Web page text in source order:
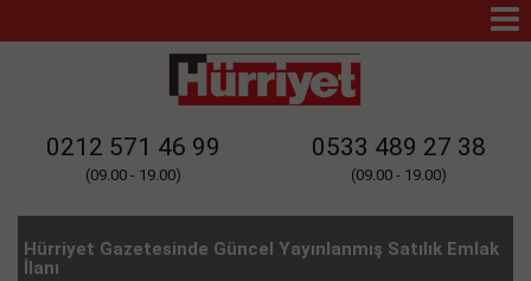
0212 571 46 99
(09.00 - 19.00)
0533 489 27 38
(09.00 - 19.00)
Hürriyet Gazetesinde Güncel Yayınlanmış Satılık Emlak
İlanı